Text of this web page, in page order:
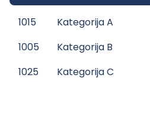
1015 Kategorija A
1005
Kategorija B
1025
Kategorija C